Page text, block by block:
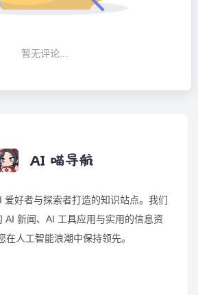
暂无评论...
爱好者与探索者打造的知识站点。我们
AI 新闻、AI 工具应用与实用的信息资
在人工智能浪潮中保持领先。